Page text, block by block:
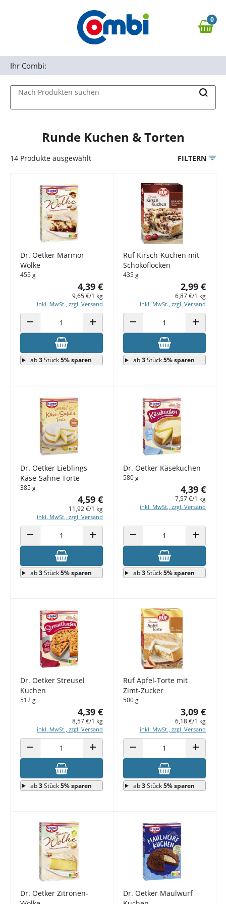
Zur Navigation springen
0,00 €
0
Nach Produkten suchen
Ihr Combi:
Runde Kuchen & Torten
14 Produkte ausgewählt FILTERN
Dr. Oetker Marmor-
Wolke
455 g
4,39 €
9,65 €/1 kg
inkl. MwSt., zzgl. Versand
ANZAHL VERRINGERN ANZAHL ERHÖHEN
ab3Stück5% sparen
Ruf Kirsch-Kuchen mit
Schokoflocken
435 g
2,99 €
6,87 €/1 kg
inkl. MwSt., zzgl. Versand
ANZAHL VERRINGERN ANZAHL
ab3Stück5% sparen
Dr. Oetker Lieblings
Käse-Sahne Torte
385 g
4,59 €
11,92 €/1 kg
inkl. MwSt., zzgl. Versand
ANZAHL VERRINGERN ANZAHL ERHÖHEN
ab3Stück5% sparen
Dr. Oetker Käsekuchen
580 g
4,39 €
7,57 €/1 kg
inkl. MwSt., zzgl. Versand
ANZAHL VERRINGERN ANZAHL
ab3Stück5% sparen
Dr. Oetker Streusel
Kuchen
512 g
4,39 €
8,57 €/1 kg
inkl. MwSt., zzgl. Versand
ANZAHL VERRINGERN ANZAHL ERHÖHEN
ab3Stück5% sparen
Ruf Apfel-Torte mit
Zimt-Zucker
500 g
3,09 €
6,18 €/1 kg
inkl. MwSt., zzgl. Versand
ANZAHL VERRINGERN ANZAHL
ab3Stück5% sparen
Dr. Oetker Zitronen-
Dr. Oetker Maulwurf